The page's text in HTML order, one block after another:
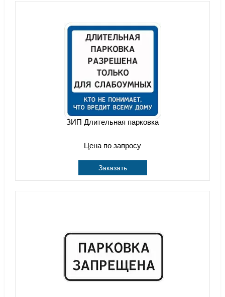
ЗИП Длительная парковка
Цена по запросу
Заказать